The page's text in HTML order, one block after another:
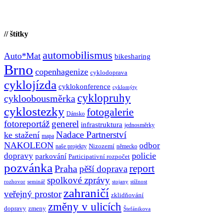
// štítky
Auto*Mat automobilismus bikesharing
Brno copenhagenize cyklodoprava
cyklojízda cyklokonference cyklomýty
cykloobousměrka cyklopruhy
cyklostezky Dánsko fotogalerie
fotoreportáž generel infrastruktura jednosměrky
ke stažení mapa Nadace Partnerství
NAKOLEON naše projekty Nizozemí německo odbor
dopravy parkování Participativní rozpočet policie
pozvánka Praha pěší dopravareport
rozhovor seminář spolkové zprávy stojany stížnost
veřejný prostor zahraničí zklidňování
dopravy zmeny změny v ulicích Štefánikova